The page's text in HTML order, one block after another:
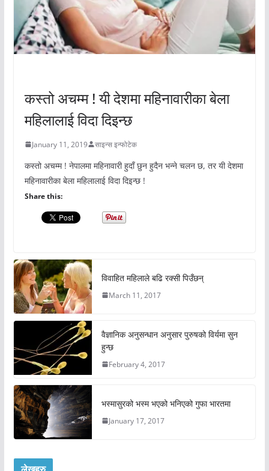
कस्तो अचम्म ! यी देशमा महिनावारीका बेला
महिलालाई विदा दिइन्छ
January 11, 2019 साइन्स इन्फोटेक
कस्तो अचम्म ! नेपालमा महिनावारी हुदाँ छुन हुदैन भन्ने चलन छ, तर यी देशमा
महिनावारीका बेला महिलालाई विदा दिइन्छ !
Share this:
विवाहित महिलाले बढि रक्सी पिउँछन्
March 11, 2017
वैज्ञानिक अनुसन्धान अनुसार पुरुषको विर्यमा सुन
हुन्छ
February 4, 2017
भस्मासुरको भस्म भएको भनिएको गुफा भारतमा
January 17, 2017